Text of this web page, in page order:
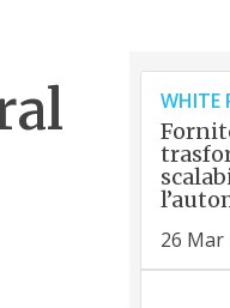
WHITE
26 Mar